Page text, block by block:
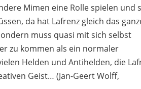
Mimen eine Rolle spielen und
da hat Lafrenz gleich das
muss quasi mit sich selbst
zu kommen als ein normaler
Helden und Antihelden, die
Geist… (Jan-Geert Wolff,